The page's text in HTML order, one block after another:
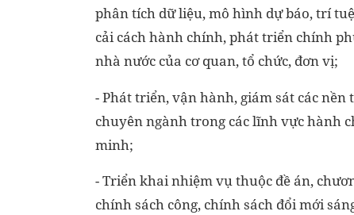
phân tích dữ liệu, mô hình dự báo, trí
cải cách hành chính, phát triển chính
nhà nước của cơ quan, tổ chức, đơn vị;
- Phát triển, vận hành, giám sát các
chuyên ngành trong các lĩnh vực hành
minh;
- Triển khai nhiệm vụ thuộc đề án,
chính sách công, chính sách đổi mới